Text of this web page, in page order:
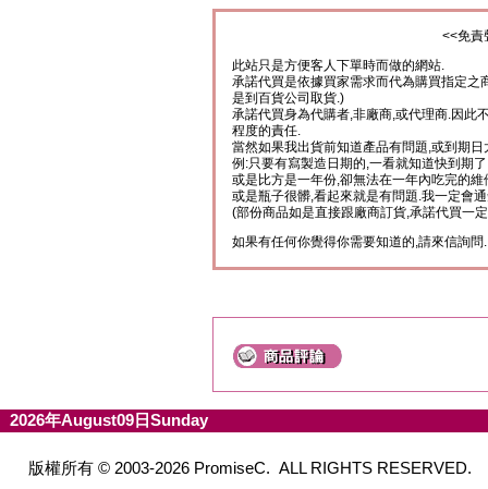
<<免責
此站只是方便客人下單時而做的網站.
承諾代買是依據買家需求而代為購買指定之
是到百貨公司取貨.)
承諾代買身為代購者,非廠商,或代理商.因此
程度的責任.
當然如果我出貨前知道產品有問題,或到期
例:只要有寫製造日期的,一看就知道快到期
或是比方是一年份,卻無法在一年內吃完的維
或是瓶子很髒,看起來就是有問題.我一定會
(部份商品如是直接跟廠商訂貨,承諾代買一
如果有任何你覺得你需要知道的,請來信詢問.
2026年August09日Sunday
版權所有 © 2003-2026 PromiseC. ALL RIGHTS RESERVED.